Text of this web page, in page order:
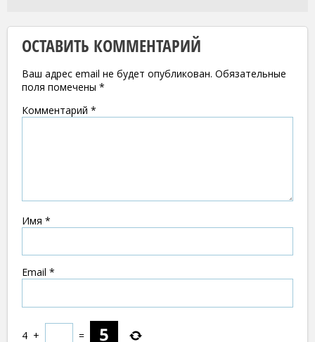
ОСТАВИТЬ КОММЕНТАРИЙ
Ваш адрес email не будет опубликован. Обязательные
поля помечены *
Комментарий *
Имя *
Email *
4 + =